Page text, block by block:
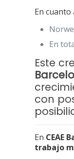
En cuanto
En
Este
con
En CEAE
trabajo